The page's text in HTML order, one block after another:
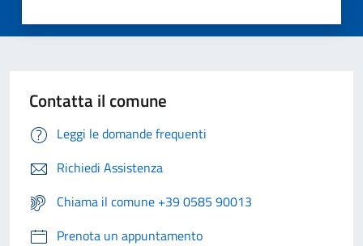
Contatta il comune
Leggi le domande frequenti
Richiedi Assistenza
Chiama il comune +39 0585 90013
Prenota un appuntamento